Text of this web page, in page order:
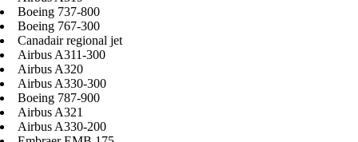
Boeing 737-800
Boeing 767-300
Canadair regional jet
Airbus A311-300
Airbus A320
Airbus A330-300
Boeing 787-900
Airbus A321
Airbus A330-200